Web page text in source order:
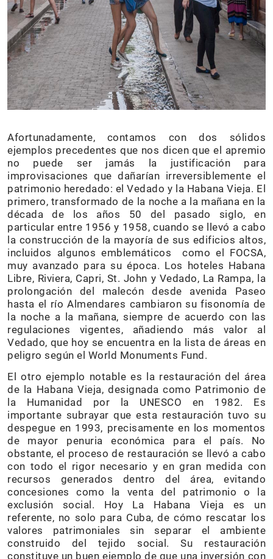
Afortunadamente, contamos con dos sólidos
ejemplos precedentes que nos dicen que el apremio
no puede ser jamás la justificación para
improvisaciones que dañarían irreversiblemente el
patrimonio heredado: el Vedado y la Habana Vieja. El
primero, transformado de la noche a la mañana en la
década de los años 50 del pasado siglo, en
particular entre 1956 y 1958, cuando se llevó a cabo
la construcción de la mayoría de sus edificios altos,
incluidos algunos emblemáticos como el FOCSA,
muy avanzado para su época. Los hoteles Habana
Libre, Riviera, Capri, St. John y Vedado, La Rampa, la
prolongación del malecón desde avenida Paseo
hasta el río Almendares cambiaron su fisonomía de
la noche a la mañana, siempre de acuerdo con las
regulaciones vigentes, añadiendo más valor al
Vedado, que hoy se encuentra en la lista de áreas en
peligro según el World Monuments Fund.
El otro ejemplo notable es la restauración del área
de la Habana Vieja, designada como Patrimonio de
la Humanidad por la UNESCO en 1982. Es
importante subrayar que esta restauración tuvo su
despegue en 1993, precisamente en los momentos
de mayor penuria económica para el país. No
obstante, el proceso de restauración se llevó a cabo
con todo el rigor necesario y en gran medida con
recursos generados dentro del área, evitando
concesiones como la venta del patrimonio o la
exclusión social. Hoy La Habana Vieja es un
referente, no solo para Cuba, de cómo rescatar los
valores patrimoniales sin separar el ambiente
construido del tejido social. Su restauración
constituye un buen ejemplo de que una inversión con